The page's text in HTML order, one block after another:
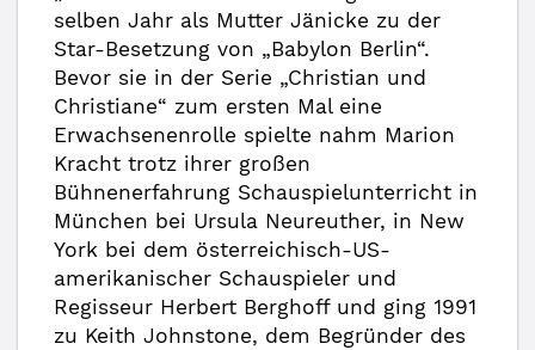
selben Jahr als Mutter Jänicke zu der
Star-Besetzung von „Babylon Berlin“.
Bevor sie in der Serie „Christian und
Christiane“ zum ersten Mal eine
Erwachsenenrolle spielte nahm Marion
Kracht trotz ihrer großen
Bühnenerfahrung Schauspielunterricht in
München bei Ursula Neureuther, in New
York bei dem österreichisch-US-
amerikanischer Schauspieler und
Regisseur Herbert Berghoff und ging 1991
zu Keith Johnstone, dem Begründer des